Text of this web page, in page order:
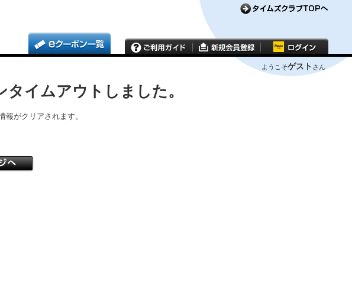
ようこそゲスト さん
イムアウトしました。
がクリアされます。